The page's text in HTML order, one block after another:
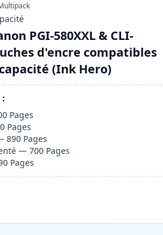
PGI-580XXL & CLI-
d'encre compatibles
(Ink Hero)
Pages
Pages
890 Pages
—700 Pages
Pages